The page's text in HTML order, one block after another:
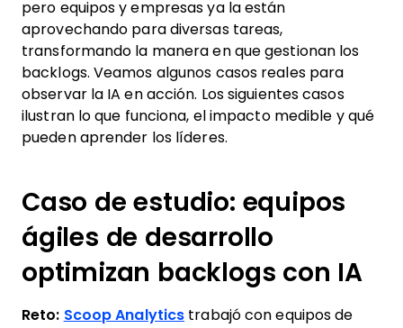
pero equipos y empresas ya la están
aprovechando para diversas tareas,
transformando la manera en que gestionan los
backlogs. Veamos algunos casos reales para
observar la IA en acción. Los siguientes casos
ilustran lo que funciona, el impacto medible y qué
pueden aprender los líderes.
Caso de estudio: equipos
ágiles de desarrollo
optimizan backlogs con IA
Reto: Scoop Analytics trabajó con equipos de